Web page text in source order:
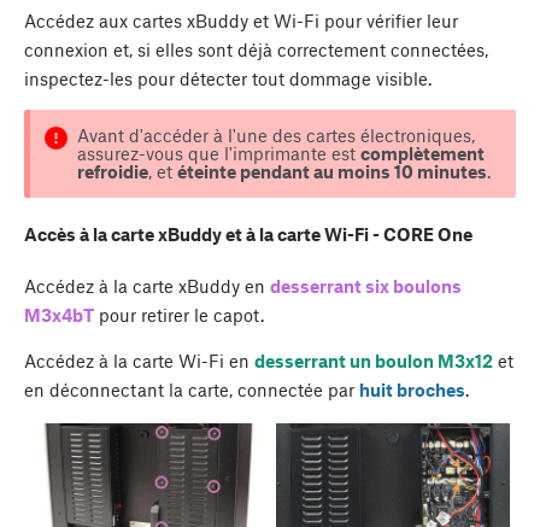
Accédez aux cartes xBuddy et Wi-Fi pour vérifier leur
connexion et, si elles sont déjà correctement connectées,
inspectez-les pour détecter tout dommage visible.
Avant d'accéder à l'une des cartes électroniques,
assurez-vous que l'imprimante est complètement
refroidie, et éteinte pendant au moins 10 minutes.
Accès à la carte xBuddy et à la carte Wi-Fi - CORE One
Accédez à la carte xBuddy en desserrant six boulons
M3x4bT pour retirer le capot.
Accédez à la carte Wi-Fi en desserrant un boulon M3x12 et
en déconnectant la carte, connectée par huit broches.